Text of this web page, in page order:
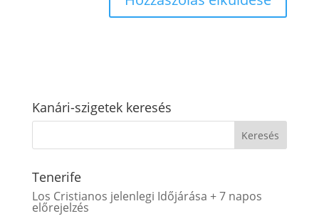
Kanári-szigetek keresés
Tenerife
Los Cristianos jelenlegi Időjárása + 7 napos
előrejelzés